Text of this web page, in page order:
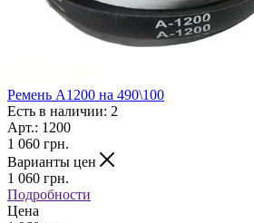
Ремень А1200 на 490\100
Есть в наличии: 2
Арт.: 1200
1 060 грн.
Варианты цен
1 060 грн.
Подробности
Цена